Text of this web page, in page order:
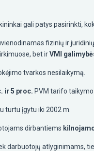
gali patys pasirinkti,
fizinių ir
bet irVMI
tvarkos nesilaikymą.
ir 5 proc. PVM tarifo
turtu įgytu iki 2002 m.
dirbantiems
darbuotojų atlyginimams,